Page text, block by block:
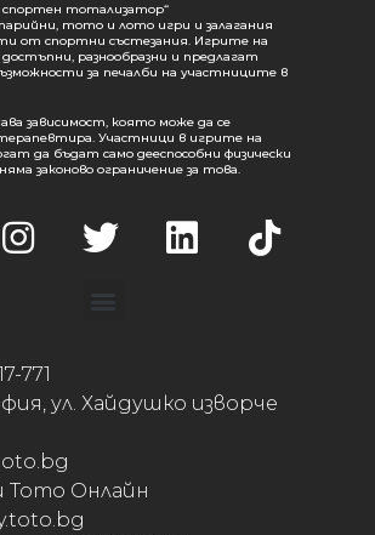
спортен тотализатор“
тото и лото игри и залагания
от спортни състезания. Игрите на
разнообразни и предлагат
за печалби на участниците в
зависимост, която може да се
Участници в игрите на
да бъдат само дееспособни физически
законово ограничение за това.
771
ул. Хайдушко изворче
Тото Онлайн